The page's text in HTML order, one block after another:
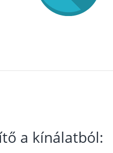
a kínálatból: